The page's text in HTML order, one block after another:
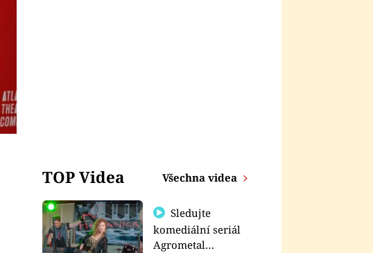
TOP Videa Všechna videa
Sledujte
komediální seriál
Agrometal